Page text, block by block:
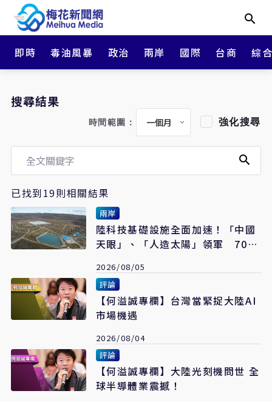
即時 毒油風暴 政治 兩岸 國際 台商 綜
搜尋結果
時間範圍： 強化搜尋
已找到19則相關結果
兩岸
陸科技基礎設施全面加速！「中國
天眼」、「人造太陽」領軍 70座
2026/08/05
評論
【何溢誠專欄】台灣當緊捉大陸AI
市場機遇
2026/08/04
評論
【何溢誠專欄】大陸光刻機問世 全
球半導體業震撼！